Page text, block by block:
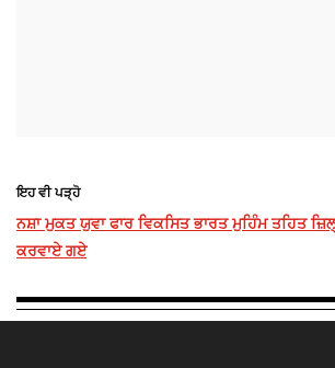
ਇਹ ਵੀ ਪੜ੍ਹੋ
ਨਸ਼ਾ ਮੁਕਤ ਯੁਵਾ ਫਾਰ ਵਿਕਸਿਤ ਭਾਰਤ ਮੁਹਿੰਮ ਤਹਿਤ
ਕਰਵਾਏ ਗਏ